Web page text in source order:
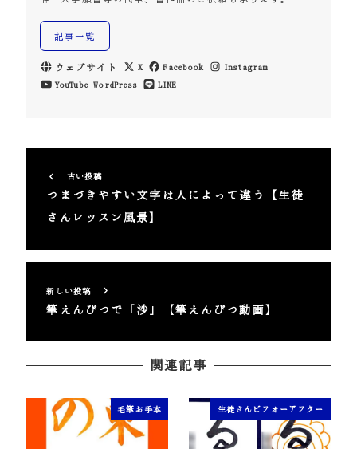
記事一覧
ウェブサイト X Facebook
Instagram
YouTube WordPress LINE
古い投稿
つまづきやすい文字は人によって違う【生徒
さんレッスン風景】
新しい投稿
筆えんぴつで「沙」【筆えんぴつ動画】
関連記事
毛筆お手本 生徒さんビフォーアフター